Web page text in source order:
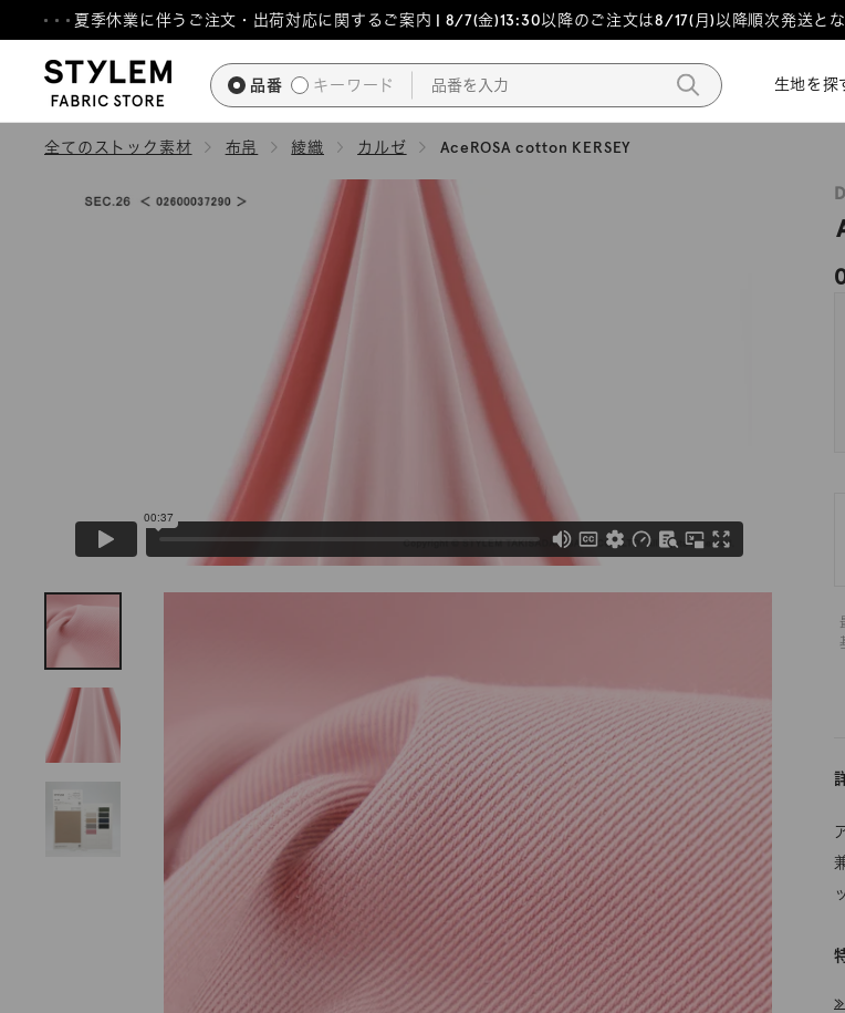
キ
し
夏季休業に伴うご注文・出荷対応に関するご案内 | 8/7(金)13:30以降のご注文は8/17(月)以降順次発送と
品番 キーワード 生地を探
生地を探
全てのストック素材 布帛 綾織 カルゼ AceROSA cotton KERSEY